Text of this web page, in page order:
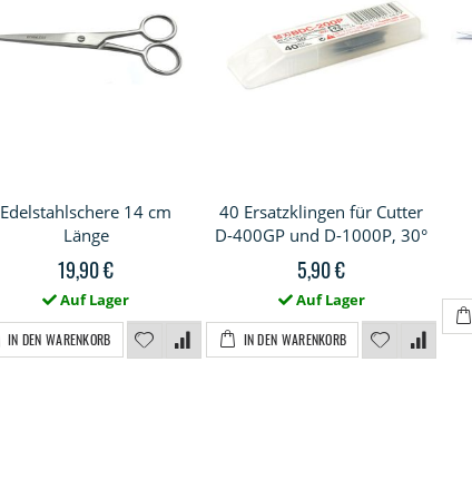
Edelstahlschere 14 cm
Länge
19,90 €
Auf Lager
IN DEN WARENKORB
40 Ersatzklingen für Cutter
D-400GP und D-1000P, 30°
5,90 €
Auf Lager
IN DEN WARENKORB